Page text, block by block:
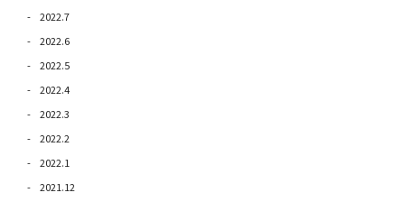
2022.7
2022.6
2022.5
2022.4
2022.3
2022.2
2022.1
2021.12